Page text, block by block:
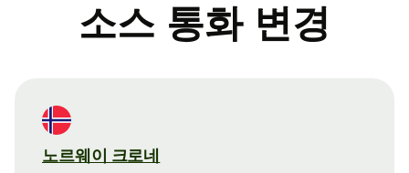
소스 통화 변경
노르웨이 크로네